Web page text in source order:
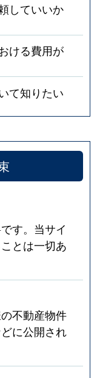
していいか
ける費用が
て知りたい
す。当サイ
とは一切あ
不動産物件
に公開され